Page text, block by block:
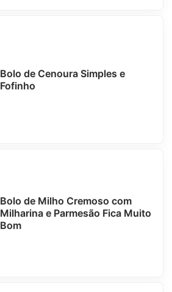
Bolo de Cenoura Simples e
Fofinho
Bolo de Milho Cremoso com
Milharina e Parmesão Fica Muito
Bom